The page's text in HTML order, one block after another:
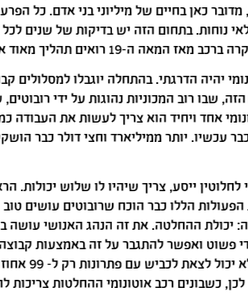
מדובר כאן בחיים של מיליוני בני אדם. כל
לאי נוחות. בתחום הזה יש בדיקות של שנים
ה-19 רואים תהליך מאוד איטי.
יהיה הדרגתי. בהתחלה יוגבלו למסלולים
שבו רוב המכוניות נהוגות על ידי
אחד ויחיד הוא צריך לעשות את העבודה
עכשיו. יותר ממיליארד וחצי דולר כבר
לחלוטין ייסע, צריך שיהיו לו שלוש יכולות.
הללו כבר הוכח שרובוטים עושים
יכולת ההחלטה. את זה הנהג האנושי עושה
די פשוט ואפשר להתגבר על זה באמצעות
אבל רכב
כשבונים רכב אוטונומי ההחלטות צריכות